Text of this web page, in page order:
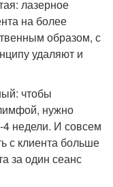
лазерное
на более
образом, с
удаляют и
чтобы
нужно
4 недели. И совсем
с клиента больше
за один сеанс